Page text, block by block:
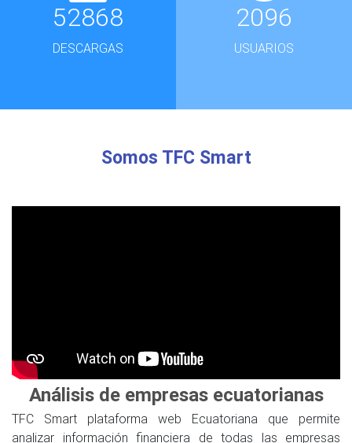
52868
DESCARGAS
2096
USUARIOS
Somos TFC Smart
Análisis de empresas ecuatorianas
TFC Smart plataforma web Ecuatoriana que permite
analizar información financiera de todas las empresas